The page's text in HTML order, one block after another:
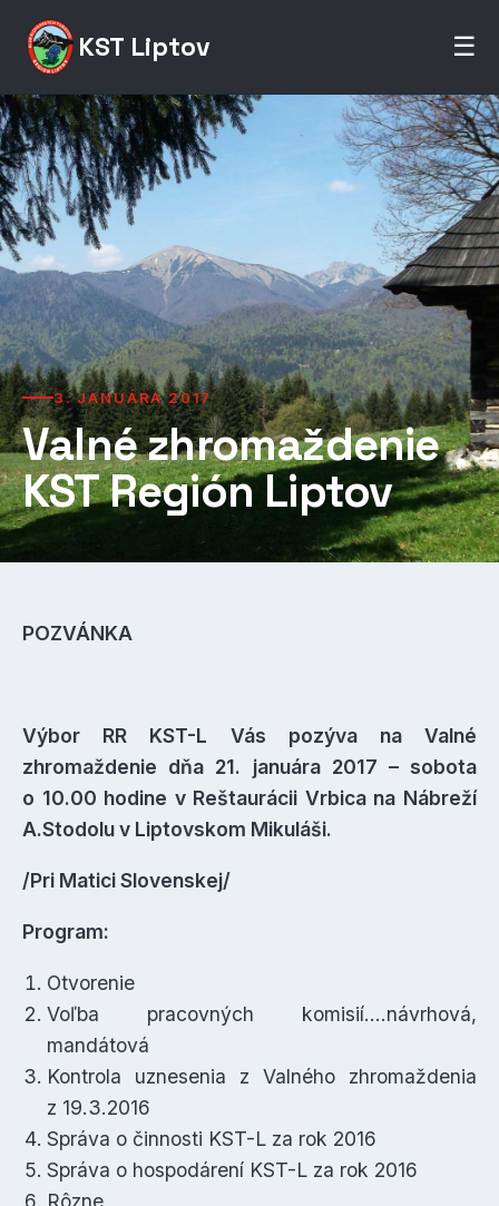
KST Liptov ☰
3. JANUÁRA 2017
Valné zhromaždenie
KST Región Liptov
POZVÁNKA
Výbor RR KST-L Vás pozýva na Valné
zhromaždenie dňa 21. januára 2017 – sobota
o 10.00 hodine v Reštaurácii Vrbica na Nábreží
A.Stodolu v Liptovskom Mikuláši.
/Pri Matici Slovenskej/
Program:
Otvorenie
Voľba pracovných komisií….návrhová,
mandátová
Kontrola uznesenia z Valného zhromaždenia
z 19.3.2016
Správa o činnosti KST-L za rok 2016
Správa o hospodárení KST-L za rok 2016
Rôzne